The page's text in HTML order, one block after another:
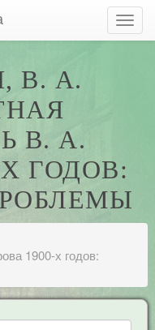
В. А.
В. А.
ГОДОВ:
1900-х годов: